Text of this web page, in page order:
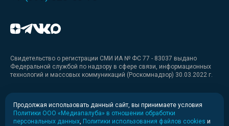
Свидетельство о регистрации СМИ ИА № ФС 77 - 83037 выдано
Федеральной службой по надзору в сфере связи, информационных
технологий и массовых коммуникаций (Роскомнадзор) 30.03.2022 г.
Медиакит
Медиакит для печати
Продолжая использовать данный сайт, вы принимаете условия
Политики ООО «Медиапалуба» в отношении обработки
персональных данных Политики использования файлов cookies и